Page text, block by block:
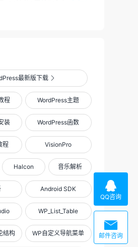
最新版下载 
程 WordPress主题
装 WordPress函数
程 VisionPro
Halcon 音乐解析
Android SDK
WP_List_Table
结构 WP自定义导航菜单

QQ咨询

邮件咨询